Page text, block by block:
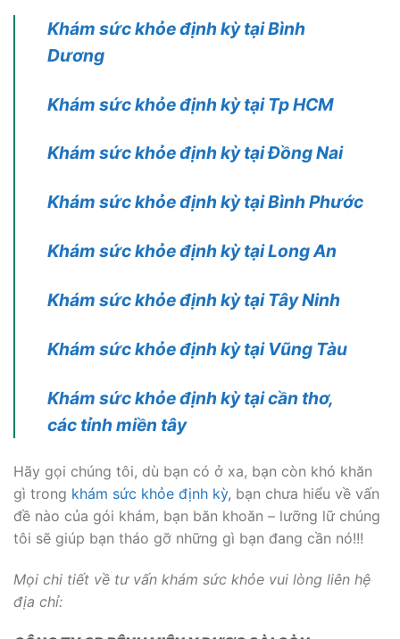
Khám sức khỏe định kỳ tại Bình
Dương
Khám sức khỏe định kỳ tại Tp HCM
Khám sức khỏe định kỳ tại Đồng Nai
Khám sức khỏe định kỳ tại Bình Phước
Khám sức khỏe định kỳ tại Long An
Khám sức khỏe định kỳ tại Tây Ninh
Khám sức khỏe định kỳ tại Vũng Tàu
Khám sức khỏe định kỳ tại cần thơ,
các tỉnh miền tây
Hãy gọi chúng tôi, dù bạn có ở xa, bạn còn khó khăn
gì trong khám sức khỏe định kỳ, bạn chưa hiểu về vấn
đề nào của gói khám, bạn băn khoăn – lưỡng lữ chúng
tôi sẽ giúp bạn tháo gỡ những gì bạn đang cần nó!!!
Mọi chi tiết về tư vấn khám sức khỏe vui lòng liên hệ
địa chỉ: